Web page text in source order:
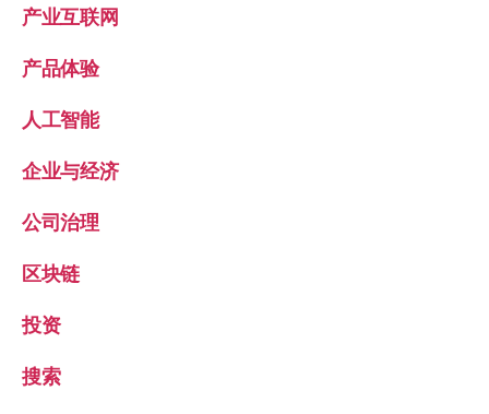
产业互联网
产品体验
人工智能
企业与经济
公司治理
区块链
投资
搜索